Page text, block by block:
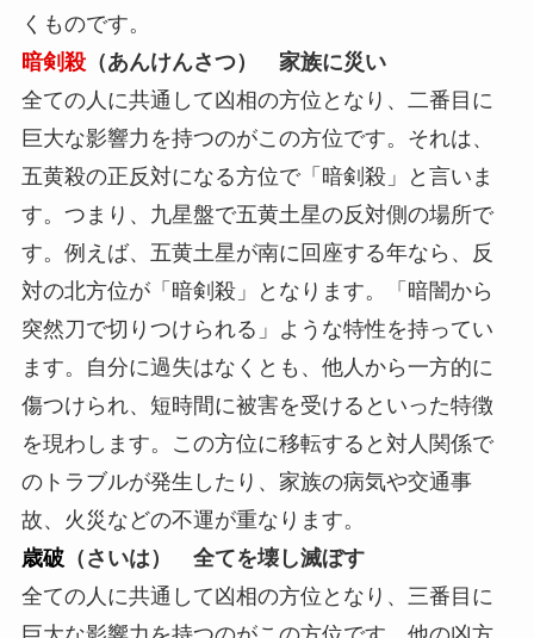
くものです。
暗剣殺（あんけんさつ） 家族に災い
全ての人に共通して凶相の方位となり、二番目に
巨大な影響力を持つのがこの方位です。それは、
五黄殺の正反対になる方位で「暗剣殺」と言いま
す。つまり、九星盤で五黄土星の反対側の場所で
す。例えば、五黄土星が南に回座する年なら、反
対の北方位が「暗剣殺」となります。「暗闇から
突然刀で切りつけられる」ような特性を持ってい
ます。自分に過失はなくとも、他人から一方的に
傷つけられ、短時間に被害を受けるといった特徴
を現わします。この方位に移転すると対人関係で
のトラブルが発生したり、家族の病気や交通事
故、火災などの不運が重なります。
歳破（さいは） 全てを壊し滅ぼす
全ての人に共通して凶相の方位となり、三番目に